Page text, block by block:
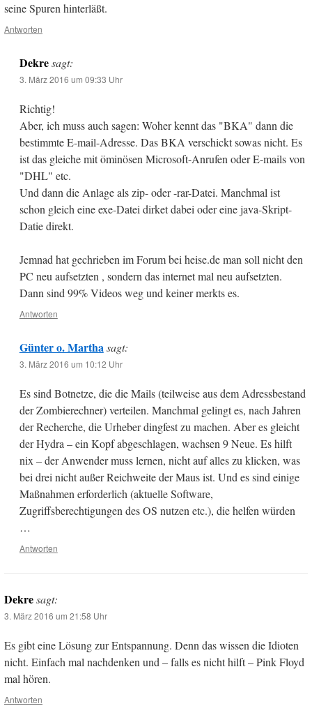
seine Spuren hinterläßt.
Antworten
Dekre sagt:
3. März 2016 um 09:33 Uhr
Richtig!
Aber, ich muss auch sagen: Woher kennt das "BKA" dann die
bestimmte E-mail-Adresse. Das BKA verschickt sowas nicht. Es
ist das gleiche mit öminösen Microsoft-Anrufen oder E-mails von
"DHL" etc.
Und dann die Anlage als zip- oder -rar-Datei. Manchmal ist
schon gleich eine exe-Datei dirket dabei oder eine java-Skript-
Datie direkt.
Jemnad hat gechrieben im Forum bei heise.de man soll nicht den
PC neu aufsetzten , sondern das internet mal neu aufsetzten.
Dann sind 99% Videos weg und keiner merkts es.
Antworten
Günter o. Martha sagt:
3. März 2016 um 10:12 Uhr
Es sind Botnetze, die die Mails (teilweise aus dem Adressbestand
der Zombierechner) verteilen. Manchmal gelingt es, nach Jahren
der Recherche, die Urheber dingfest zu machen. Aber es gleicht
der Hydra – ein Kopf abgeschlagen, wachsen 9 Neue. Es hilft
nix – der Anwender muss lernen, nicht auf alles zu klicken, was
bei drei nicht außer Reichweite der Maus ist. Und es sind einige
Maßnahmen erforderlich (aktuelle Software,
Zugriffsberechtigungen des OS nutzen etc.), die helfen würden
…
Antworten
Dekresagt:
3. März 2016 um 21:58 Uhr
Es gibt eine Lösung zur Entspannung. Denn das wissen die Idioten
nicht. Einfach mal nachdenken und – falls es nicht hilft – Pink Floyd
mal hören.
Antworten